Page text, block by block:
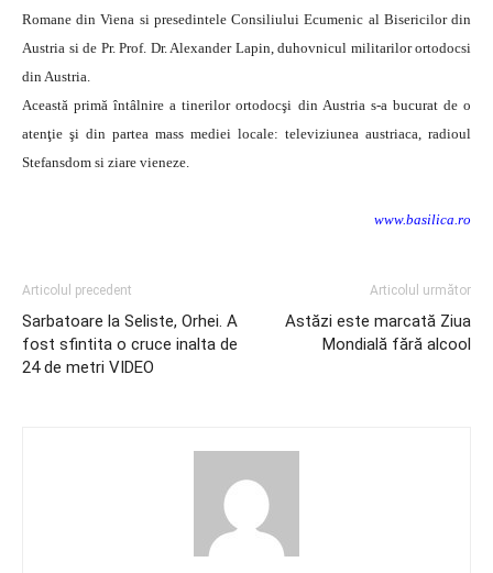
Romane din Viena si presedintele Consiliului Ecumenic al Bisericilor din
Austria si de Pr. Prof. Dr. Alexander Lapin, duhovnicul militarilor ortodocsi
din Austria.
Această primă întâlnire a tinerilor ortodocşi din Austria s-a bucurat de o
atenţie şi din partea mass mediei locale: televiziunea austriaca, radioul
Stefansdom si ziare vieneze.
www.basilica.ro
Articolul precedent
Sarbatoare la Seliste, Orhei. A
fost sfintita o cruce inalta de
24 de metri VIDEO
Articolul următor
Astăzi este marcată Ziua
Mondială fără alcool